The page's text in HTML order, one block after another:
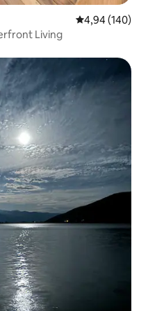
Gemiddelde
4,94 (140)
Living